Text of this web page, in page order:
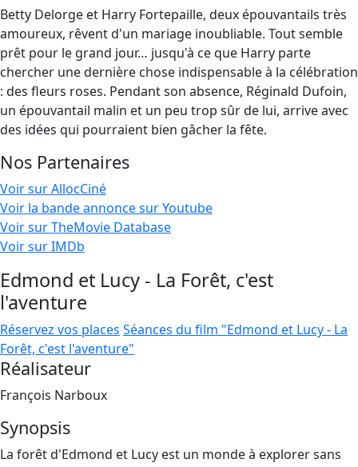
Betty Delorge et Harry Fortepaille, deux épouvantails très
amoureux, rêvent d'un mariage inoubliable. Tout semble
prêt pour le grand jour… jusqu'à ce que Harry parte
chercher une dernière chose indispensable à la célébration
: des fleurs roses. Pendant son absence, Réginald Dufoin,
un épouvantail malin et un peu trop sûr de lui, arrive avec
des idées qui pourraient bien gâcher la fête.
Nos Partenaires
Voir sur AllocCiné
Voir la bande annonce sur Youtube
Voir sur TheMovie Database
Voir sur IMDb
Edmond et Lucy - La Forêt, c'est
l'aventure
Réservez vos places Séances du film "Edmond et Lucy - La
Forêt, c'est l'aventure"
Réalisateur
François Narboux
Synopsis
La forêt d'Edmond et Lucy est un monde à explorer sans